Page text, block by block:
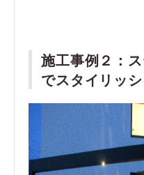
施工事例２：
でスタイリッ